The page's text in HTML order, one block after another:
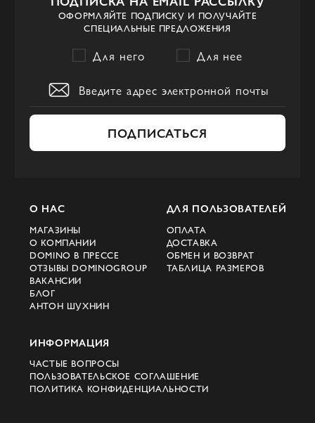
ОФОРМЛЯЙТЕ ПОДПИСКУ И ПОЛУЧАЙТЕ
СПЕЦИАЛЬНЫЕ ПРЕДЛОЖЕНИЯ
Для него Для нее
ПОДПИСАТЬСЯ
О НАС
МАГАЗИНЫ
О КОМПАНИИ
DOMINO В ПРЕССЕ
ОТЗЫВЫ DOMINOGROUP
ВАКАНСИИ
БЛОГ
АНТОН ШУХНИН
ДЛЯ ПОЛЬЗОВАТЕЛЕЙ
ОПЛАТА
ДОСТАВКА
ОБМЕН И ВОЗВРАТ
ТАБЛИЦА РАЗМЕРОВ
ИНФОРМАЦИЯ
ЧАСТЫЕ ВОПРОСЫ
ПОЛЬЗОВАТЕЛЬСКОЕ СОГЛАШЕНИЕ
ПОЛИТИКА КОНФИДЕНЦИАЛЬНОСТИ